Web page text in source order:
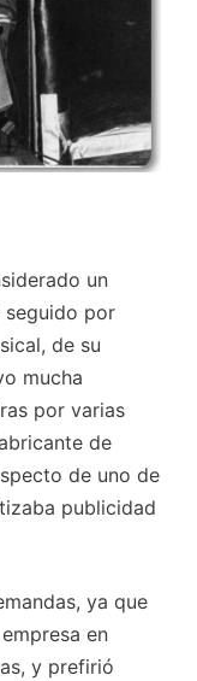
un
seguido por
de su
mucha
por varias
de
de uno de
publicidad
ya que
en
y prefirió